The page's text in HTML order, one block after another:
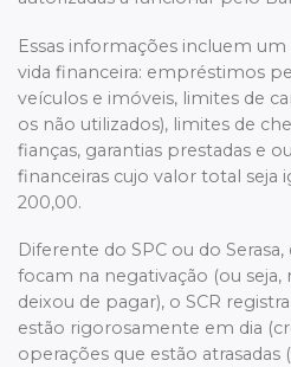
Essas informações incluem
vida financeira: empréstimos
veículos e imóveis, limites de
os não utilizados), limites de
fianças, garantias prestadas e
financeiras cujo valor total seja
200,00.
Diferente do SPC ou do
focam na negativação (ou
deixou de pagar), o SCR
estão rigorosamente em dia
operações que estão atrasadas